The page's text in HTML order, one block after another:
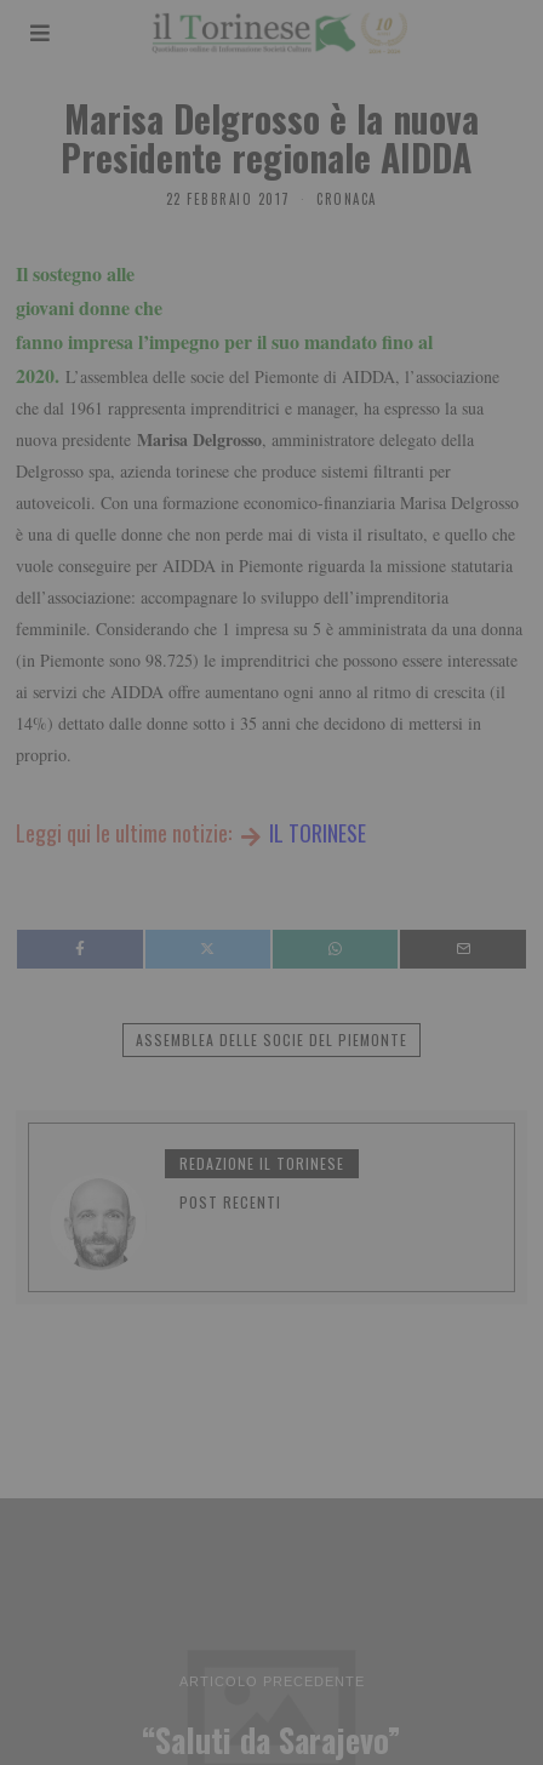
Marisa Delgrosso è la nuova
Presidente regionale AIDDA
22 FEBBRAIO 2017 CRONACA
Il sostegno alle
giovani donne che
fanno impresa l’impegno per il suo mandato fino al
2020. L’assemblea delle socie del Piemonte di AIDDA, l’associazione
che dal 1961 rappresenta imprenditrici e manager, ha espresso la sua
nuova presidente Marisa Delgrosso, amministratore delegato della
Delgrosso spa, azienda torinese che produce sistemi filtranti per
autoveicoli. Con una formazione economico-finanziaria Marisa Delgrosso
è una di quelle donne che non perde mai di vista il risultato, e quello che
vuole conseguire per AIDDA in Piemonte riguarda la missione statutaria
dell’associazione: accompagnare lo sviluppo dell’imprenditoria
femminile. Considerando che 1 impresa su 5 è amministrata da una donna
(in Piemonte sono 98.725) le imprenditrici che possono essere interessate
ai servizi che AIDDA offre aumentano ogni anno al ritmo di crescita (il
14%) dettato dalle donne sotto i 35 anni che decidono di mettersi in
proprio.
Leggi qui le ultime notizie: IL TORINESE
ASSEMBLEA DELLE SOCIE DEL PIEMONTE
REDAZIONE IL TORINESE
POST RECENTI
ARTICOLO PRECEDENTE
“Saluti da Sarajevo”